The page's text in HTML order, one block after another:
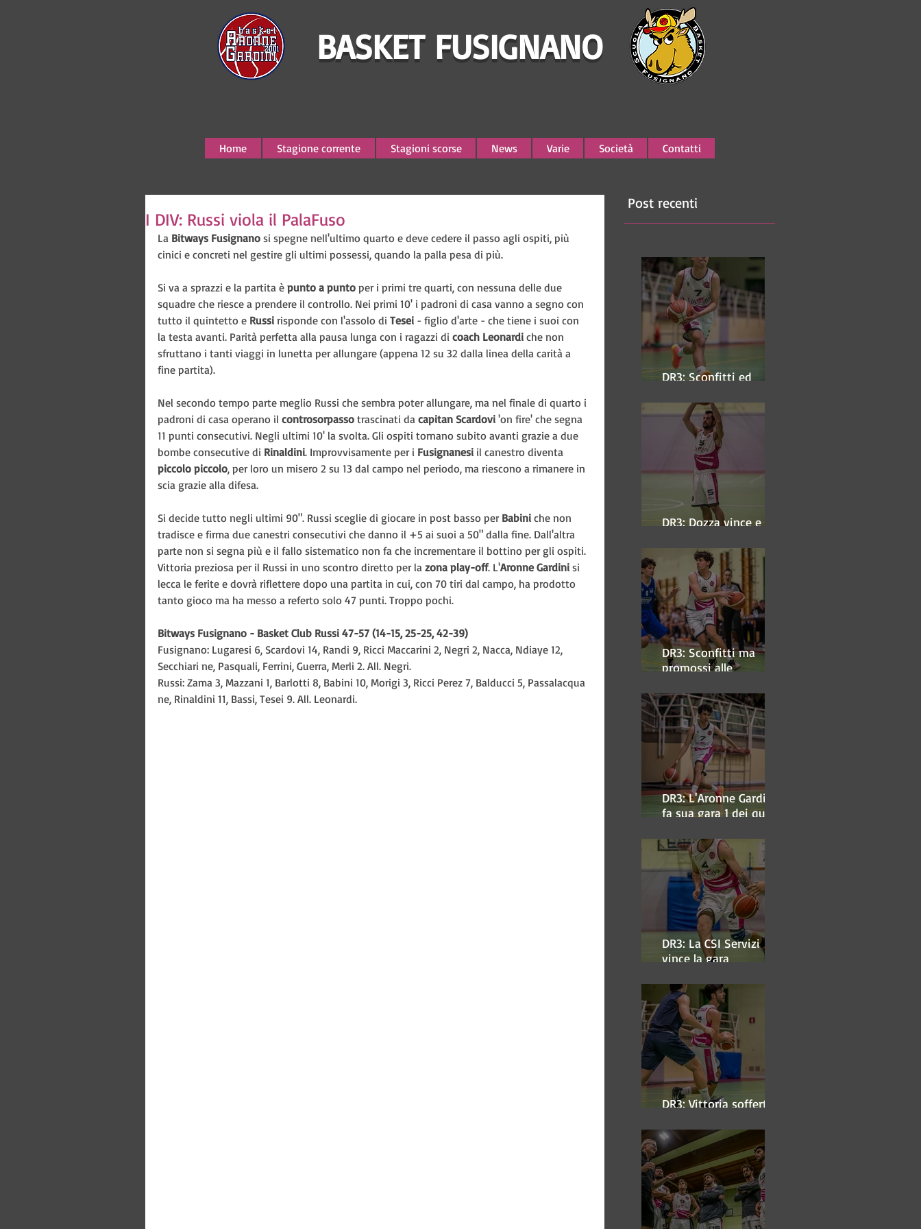
BASKET FUSIGNANO
Home Stagione corrente Stagioni scorse News Varie Società Contatti
I DIV: Russi viola il PalaFuso
La Bitways Fusignano si spegne nell'ultimo quarto e deve cedere il passo agli ospiti, più
cinici e concreti nel gestire gli ultimi possessi, quando la palla pesa di più.
Si va a sprazzi e la partita è punto a punto per i primi tre quarti, con nessuna delle due
squadre che riesce a prendere il controllo. Nei primi 10' i padroni di casa vanno a segno con
tutto il quintetto e Russi risponde con l'assolo di Tesei - figlio d'arte - che tiene i suoi con
la testa avanti. Parità perfetta alla pausa lunga con i ragazzi di coach Leonardi che non
sfruttano i tanti viaggi in lunetta per allungare (appena 12 su 32 dalla linea della carità a
fine partita).
Nel secondo tempo parte meglio Russi che sembra poter allungare, ma nel finale di quarto i
padroni di casa operano il controsorpasso trascinati da capitan Scardovi 'on fire' che segna
11 punti consecutivi. Negli ultimi 10' la svolta. Gli ospiti tornano subito avanti grazie a due
bombe consecutive di Rinaldini. Improvvisamente per i Fusignanesi il canestro diventa
piccolo piccolo, per loro un misero 2 su 13 dal campo nel periodo, ma riescono a rimanere in
scia grazie alla difesa.
Si decide tutto negli ultimi 90". Russi sceglie di giocare in post basso per Babini che non
tradisce e firma due canestri consecutivi che danno il +5 ai suoi a 50" dalla fine. Dall'altra
parte non si segna più e il fallo sistematico non fa che incrementare il bottino per gli ospiti.
Vittoria preziosa per il Russi in uno scontro diretto per la zona play-off. L'Aronne Gardini si
lecca le ferite e dovrà riflettere dopo una partita in cui, con 70 tiri dal campo, ha prodotto
tanto gioco ma ha messo a referto solo 47 punti. Troppo pochi.
Bitways Fusignano - Basket Club Russi 47-57 (14-15, 25-25, 42-39)
Fusignano: Lugaresi 6, Scardovi 14, Randi 9, Ricci Maccarini 2, Negri 2, Nacca, Ndiaye 12,
Secchiari ne, Pasquali, Ferrini, Guerra, Merli 2. All. Negri.
Russi: Zama 3, Mazzani 1, Barlotti 8, Babini 10, Morigi 3, Ricci Perez 7, Balducci 5, Passalacqua
ne, Rinaldini 11, Bassi, Tesei 9. All. Leonardi.
Post recenti
DR3: Sconfitti ed
DR3: Dozza vince e
DR3: Sconfitti ma
promossi alle
DR3: L'Aronne Gardini
fa sua gara 1 dei quarti
DR3: La CSI Servizi
vince la gara
DR3: Vittoria sofferta a